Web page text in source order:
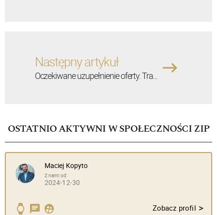
Następny artykuł
Oczekiwane uzupełnienie oferty. Tra...
OSTATNIO AKTYWNI W SPOŁECZNOŚCI ZIP
Maciej Kopyto
Z nami od:
2024-12-30
Zobacz profil >